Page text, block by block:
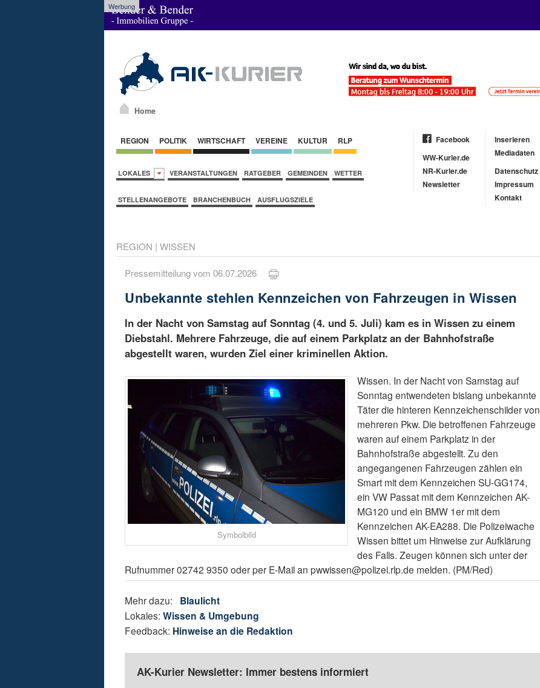
Werbung
Home
REGION POLITIK WIRTSCHAFT VEREINE KULTUR RLP
LOKALES VERANSTALTUNGEN RATGEBER GEMEINDEN WETTER
STELLENANGEBOTE BRANCHENBUCH AUSFLUGSZIELE
Facebook
WW-Kurier.de
NR-Kurier.de
Newsletter
Inserieren
Mediadaten
Datenschutz
Impressum
Kontakt
REGION | WISSEN
Pressemitteilung vom 06.07.2026
Unbekannte stehlen Kennzeichen von Fahrzeugen in Wissen
In der Nacht von Samstag auf Sonntag (4. und 5. Juli) kam es in Wissen zu einem
Diebstahl. Mehrere Fahrzeuge, die auf einem Parkplatz an der Bahnhofstraße
abgestellt waren, wurden Ziel einer kriminellen Aktion.
Symbolbild
Wissen. In der Nacht von Samstag auf
Sonntag entwendeten bislang unbekannte
Täter die hinteren Kennzeichenschilder von
mehreren Pkw. Die betroffenen Fahrzeuge
waren auf einem Parkplatz in der
Bahnhofstraße abgestellt. Zu den
angegangenen Fahrzeugen zählen ein
Smart mit dem Kennzeichen SU-GG174,
ein VW Passat mit dem Kennzeichen AK-
MG120 und ein BMW 1er mit dem
Kennzeichen AK-EA288. Die Polizeiwache
Wissen bittet um Hinweise zur Aufklärung
des Falls. Zeugen können sich unter der
Rufnummer 02742 9350 oder per E-Mail an pwwissen@polizei.rlp.de melden. (PM/Red)
Mehr dazu: Blaulicht
Lokales:Wissen & Umgebung
Feedback: Hinweise an die Redaktion
AK-Kurier Newsletter: Immer bestens informiert